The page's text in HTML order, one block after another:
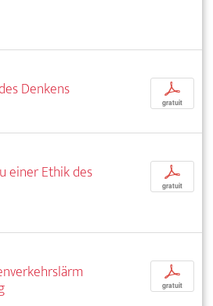
Denkens
p
gratuit
einer Ethik des
p
gratuit
p
gratuit